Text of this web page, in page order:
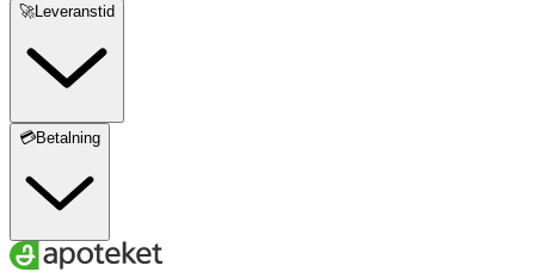
🚀Leveranstid
💳Betalning